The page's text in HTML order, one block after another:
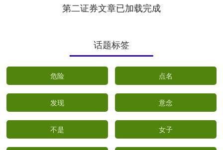
第二证券文章已加载完成
话题标签
危险 点名
发现 意念
不是 女子